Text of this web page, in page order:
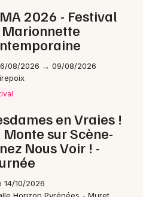
2026 - Festival
08/2026 → 09/08/2026
en Vraies !
Monte sur Scène-
Nous Voir ! -
14/10/2026